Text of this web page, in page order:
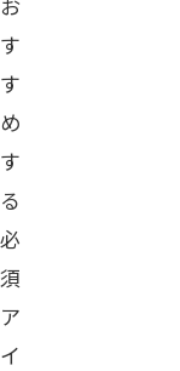
す
す
め
す
る
必
須
ア
イ